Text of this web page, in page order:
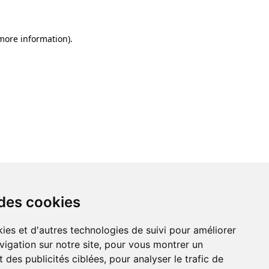
cookies
et d'autres technologies de suivi pour améliorer
sur notre site, pour vous montrer un
des publicités ciblées, pour analyser le trafic de
information).